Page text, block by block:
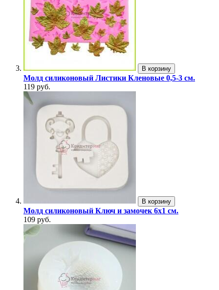
В корзину
Молд силиконовый Листики Кленовые 0,5-3 см.
119 руб.
В корзину
Молд силиконовый Ключ и замочек 6х1 см.
109 руб.